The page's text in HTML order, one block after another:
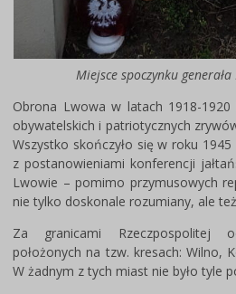
Miejsce spoczynku
Obrona Lwowa w latach 1918-1920
obywatelskich i patriotycznych
Wszystko skończyło się w roku
z postanowieniami konferencji
Lwowie – pomimo przymusowych
nie tylko doskonale rozumiany, ale
Za granicami Rzeczpospolitej
położonych na tzw. kresach: Wilno,
W żadnym z tych miast nie było tyle